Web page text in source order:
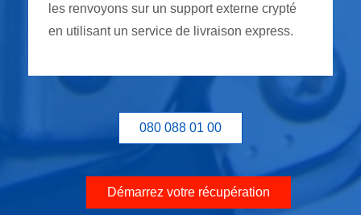
les renvoyons sur un support externe crypté
en utilisant un service de livraison express.
080 088 01 00
Démarrez votre récupération